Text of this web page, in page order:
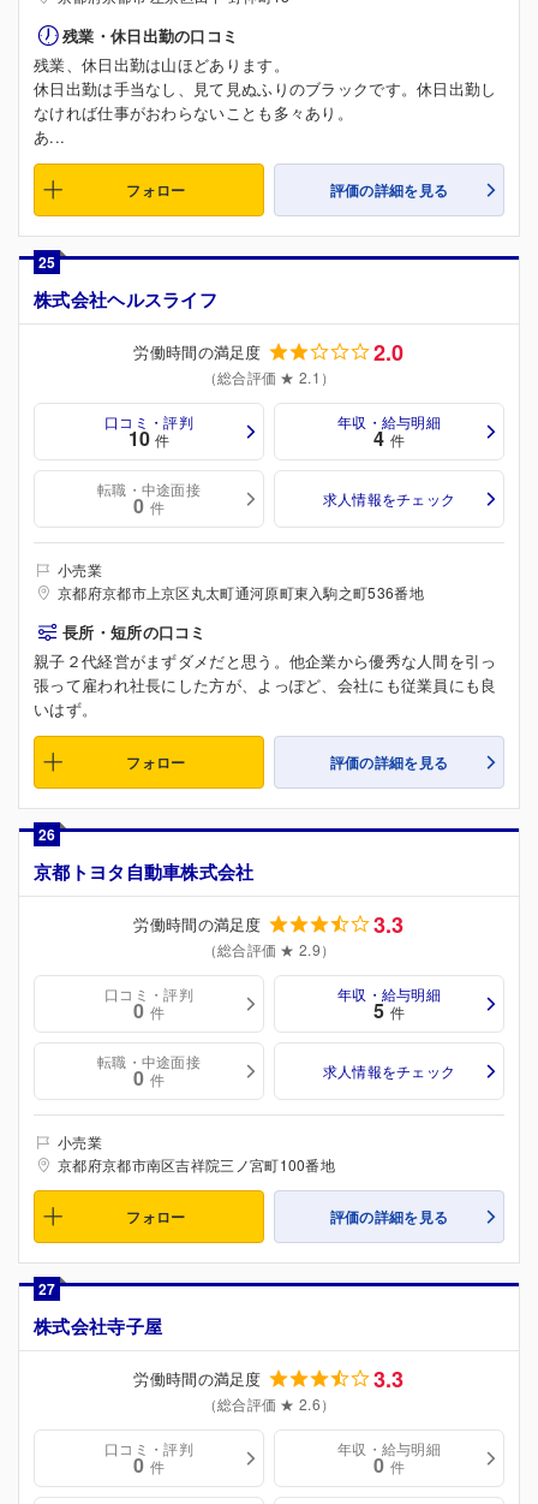
残業・休日出勤の口コミ
残業、休日出勤は山ほどあります。
休日出勤は手当なし、見て見ぬふりのブラックです。休日出勤し
なければ仕事がおわらないことも多々あり。
あ...
フォロー 評価の詳細を見る
25
株式会社ヘルスライフ
労働時間の満足度 2.0
（総合評価 ★ 2.1）
口コミ・評判
10 件
年収・給与明細
4 件
転職・中途面接
0 件 求人情報をチェック
小売業
京都府京都市上京区丸太町通河原町東入駒之町536番地
長所・短所の口コミ
親子２代経営がまずダメだと思う。他企業から優秀な人間を引っ
張って雇われ社長にした方が、よっぽど、会社にも従業員にも良
いはず。
フォロー 評価の詳細を見る
26
京都トヨタ自動車株式会社
労働時間の満足度 3.3
（総合評価 ★ 2.9）
口コミ・評判
0 件
年収・給与明細
5 件
転職・中途面接
0 件 求人情報をチェック
小売業
京都府京都市南区吉祥院三ノ宮町100番地
フォロー 評価の詳細を見る
27
株式会社寺子屋
労働時間の満足度 3.3
（総合評価 ★ 2.6）
口コミ・評判
0 件
年収・給与明細
0 件